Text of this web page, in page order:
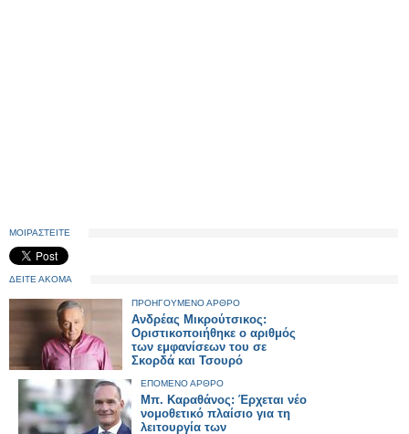
ΜΟΙΡΑΣΤΕΙΤΕ
ΔΕΙΤΕ ΑΚΟΜΑ
ΠΡΟΗΓΟΥΜΕΝΟ ΑΡΘΡΟ
Ανδρέας Μικρούτσικος:
Οριστικοποιήθηκε ο αριθμός
των εμφανίσεων του σε
Σκορδά και Τσουρό
ΕΠΟΜΕΝΟ ΑΡΘΡΟ
Μπ. Καραθάνος: Έρχεται νέο
νομοθετικό πλαίσιο για τη
λειτουργία των